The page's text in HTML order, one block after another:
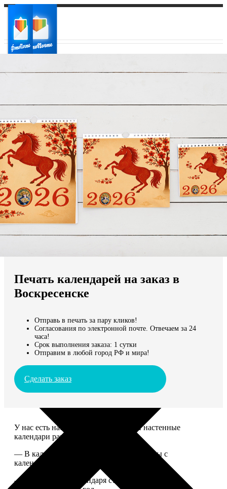
Ваш регион доставки
Выберите из списка:
Мы доставляем по всему миру
Продолжить без города
Печать календарей на заказ в
Воскресенске
Отправь в печать за пару кликов!
Согласования по электронной почте. Отвечаем за 24
часа!
Срок выполнения заказа: 1 сутки
Отправим в любой город РФ и мира!
Сделать заказ
У нас есть настольные, магнитные и настенные
календари разных размеров.
— В календаре 13 листов: обложка+листы с
календарной сеткой.
— Обложка для календаря стандартная, дизайн